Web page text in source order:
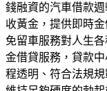
錢融資的汽車借款週
收黃金，提供即時
免留車服務對人生
金借貸服務，貸款
程透明、符合法規